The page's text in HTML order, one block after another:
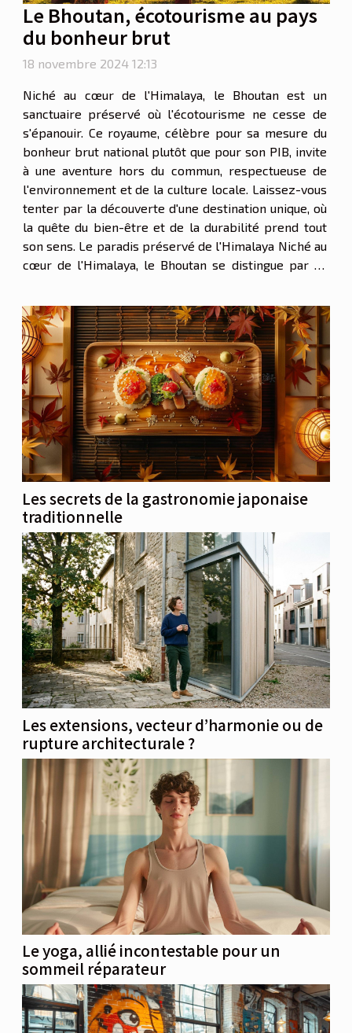
Le Bhoutan, écotourisme au pays
du bonheur brut
18 novembre 2024 12:13
Niché au cœur de l'Himalaya, le Bhoutan est un
sanctuaire préservé où l'écotourisme ne cesse de
s'épanouir. Ce royaume, célèbre pour sa mesure du
bonheur brut national plutôt que pour son PIB, invite
à une aventure hors du commun, respectueuse de
l'environnement et de la culture locale. Laissez-vous
tenter par la découverte d'une destination unique, où
la quête du bien-être et de la durabilité prend tout
son sens. Le paradis préservé de l'Himalaya Niché au
cœur de l'Himalaya, le Bhoutan se distingue par sa
une biodiversité remarquable. Ce...
Les secrets de la gastronomie japonaise
traditionnelle
Les extensions, vecteur d’harmonie ou de
rupture architecturale ?
Le yoga, allié incontestable pour un
sommeil réparateur